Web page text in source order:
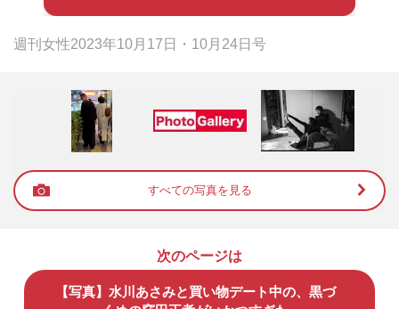
週刊女性2023年10月17日・10月24日号
すべての写真を見る
次のページは
【写真】水川あさみと買い物デート中の、黒づ